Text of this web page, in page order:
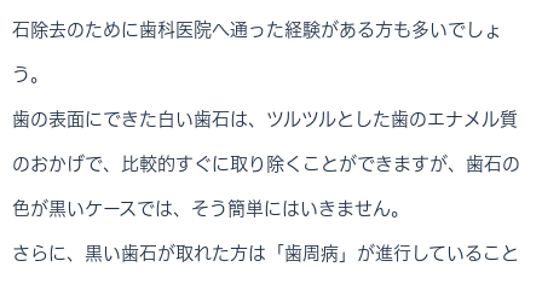
石除去のために歯科医院へ通った経験がある方も多いでしょ
う。
歯の表面にできた白い歯石は、ツルツルとした歯のエナメル質
のおかげで、比較的すぐに取り除くことができますが、歯石の
色が黒いケースでは、そう簡単にはいきません。
さらに、黒い歯石が取れた方は「歯周病」が進行していること